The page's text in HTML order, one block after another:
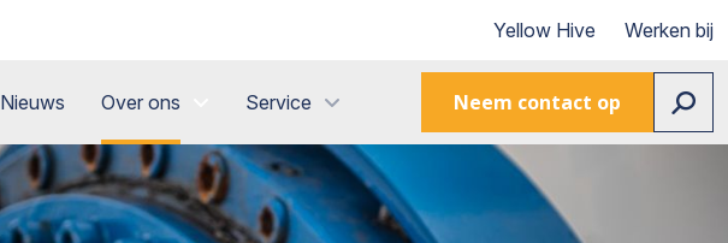
Yellow Hive Werken bij
Nieuws Over ons Service Neem contact op